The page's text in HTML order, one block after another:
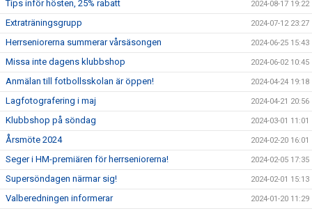
Tips inför hösten, 25% rabatt 2024-08-17 19:22
Extraträningsgrupp 2024-07-12 23:27
Herrseniorerna summerar vårsäsongen 2024-06-25 15:43
Missa inte dagens klubbshop 2024-06-02 10:45
Anmälan till fotbollsskolan är öppen! 2024-04-24 19:18
Lagfotografering i maj 2024-04-21 20:56
Klubbshop på söndag 2024-03-01 11:01
Årsmöte 2024 2024-02-20 16:01
Seger i HM-premiären för herrseniorerna! 2024-02-05 17:35
Supersöndagen närmar sig! 2024-02-01 15:13
Valberedningen informerar 2024-01-20 11:29